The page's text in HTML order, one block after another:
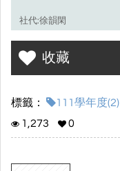
社代:徐韻閑
活動:林千羽
收藏
標籤：
111學年度(2)
1,273
0